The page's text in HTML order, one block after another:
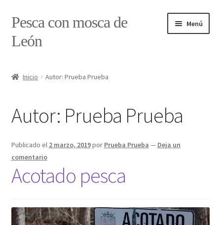
Ir
a
Ir
al
contenido
Pesca con mosca de
León
Menú
Caja
Estado de tramos de pesca
Formulario de contacto
Realizar pedido
Inicio Autor: Prueba Prueba
Autor: Prueba Prueba
Publicado el 2 marzo, 2019por Prueba Prueba — Deja un
comentario
Acotado pesca